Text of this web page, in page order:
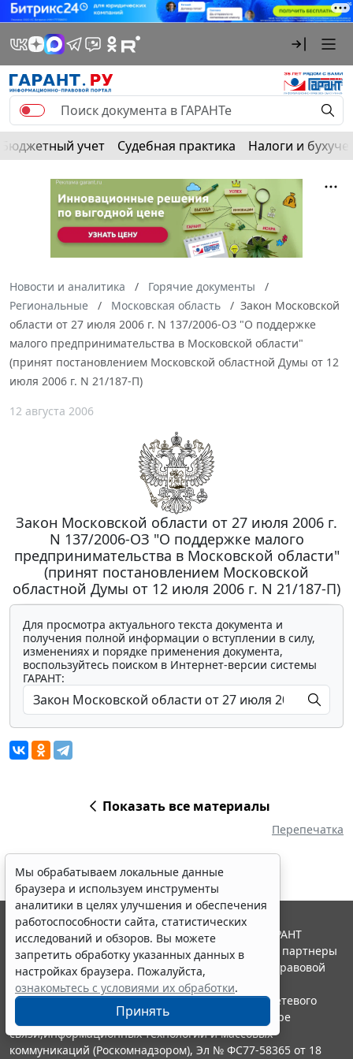
Бюджетный учет Судебная практика Налоги и
Новости и аналитика
Горячие документы
Региональные
Московская область
Закон Московской
области от 27 июля 2006 г. N 137/2006-ОЗ "О поддержке
малого предпринимательства в Московской области"
(принят постановлением Московской областной Думы от 12
июля 2006 г. N 21/187-П)
12 августа 2006
Закон Московской области от 27 июля 2006 г.
N 137/2006-ОЗ "О поддержке малого
предпринимательства в Московской области"
(принят постановлением Московской
областной Думы от 12 июля 2006 г. N 21/187-П)
Для просмотра актуального текста документа и
получения полной информации о вступлении в силу,
изменениях и порядке применения документа,
воспользуйтесь поиском в Интернет-версии системы
ГАРАНТ:
Показать все материалы
Перепечатка
Мы обрабатываем локальные данные
браузера и используем инструменты
аналитики в целях улучшения и обеспечения
работоспособности сайта, статистических
исследований и обзоров. Вы можете
запретить обработку указанных данных в
настройках браузера. Пожалуйста,
ознакомьтесь с условиями их обработки.
Принять
© ООО "НПП "ГАРАНТ-СЕРВИС", 2026. Система ГАРАНТ
выпускается с 1990 года. Компания "Гарант" и ее партнеры
являются участниками Российской ассоциации правовой
информации ГАРАНТ.
Портал ГАРАНТ.РУ зарегистрирован в качестве сетевого
издания Федеральной службой по надзору в сфере
связи,информационных технологий и массовых
коммуникаций (Роскомнадзором), Эл № ФС77-58365 от 18